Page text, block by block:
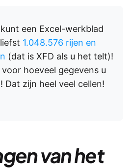
een Excel-werkblad
1.048.576 rijen en
(dat is XFD als u het telt)!
hoeveel gegevens u
Dat zijn heel veel cellen!
van het